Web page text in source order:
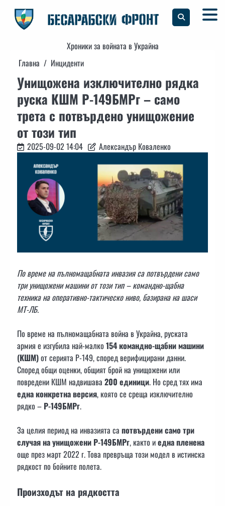
content
Хроники за войната в Украйна
Главна
Инциденти
Унищожена изключително рядка
руска КШМ Р-149БМРг – само
трета с потвърдено унищожение
от този тип
2025-09-02 14:04 Александър Коваленко
По време на пълномащабната инвазия са потвърдени само
три унищожени машини от този тип – командно-щабна
техника на оперативно-тактическо ниво, базирана на шаси
МТ-ЛБ.
По време на пълномащабната война в Украйна, руската
армия е изгубила най-малко154 командно-щабни машини
(КШМ)от серията Р-149, според верифицирани данни.
Според общи оценки, общият брой на унищожени или
повредени КШМ надвишава 200 единици. Но сред тях има
една конкретна версия, която се среща изключително
рядко – Р-149БМРг.
За целия период на инвазията са потвърдени само три
случая на унищожени Р-149БМРг, както иедна пленена
още през март 2022 г. Това превръща този модел в истинска
рядкост по бойните полета.
Произходът на рядкостта